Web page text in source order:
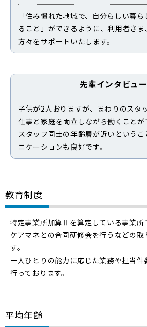
「住み慣れた地域で、自分らしい暮
ること」ができるように、利用者さ
方々をサポートいたします。
先輩インタビュー
子供が2人おりますが、まわりのスタ
仕事と家庭を両立しながら働くことが
スタッフ同士の年齢層が近いという
ニケーションも良好です。
教育制度
特定事業所加算Ⅱを算定している事業所
ケアマネとの合同研修会を行うなどの取
す。
一人ひとりの能力に応じた業務や担当件
行っております。
平均年齢